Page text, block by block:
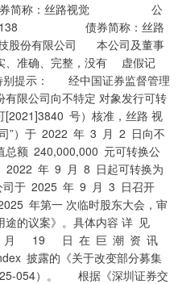
简称：丝路视觉 公
123138 债券简称：丝路
限公司 本公司及董事
、准确、完整，没有 虚假记
提示： 经中国证券监督管理
限公司向不特定 对象发行可转
[2021]3840 号）核准，丝路 视
司”）于 2022 年 3 月 2 日向不
总额 240,000,000 元可转换公
2022 年 9 月 8 日起可转换为
于 2025 年 9 月 3 日召开
年第一 次临时股东大会，审
途的议案》。具体内容 详 见
日 在 巨 潮 资 讯
披露的《关于改变部分募集
054）。 根据《深圳证券交